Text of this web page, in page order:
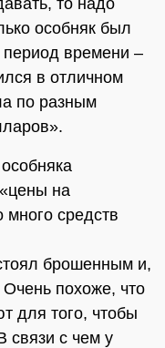
то надо
особняк был
времени –
в отличном
по разным
на
много средств
брошенным и,
Очень похоже, что
для того, чтобы
связи с чем у